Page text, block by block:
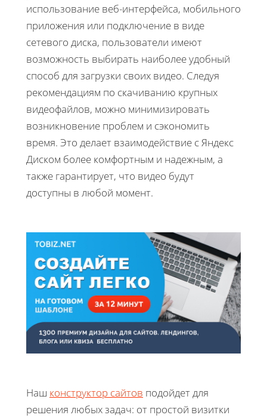
использование веб-интерфейса, мобильного
приложения или подключение в виде
сетевого диска, пользователи имеют
возможность выбирать наиболее удобный
способ для загрузки своих видео. Следуя
рекомендациям по скачиванию крупных
видеофайлов, можно минимизировать
возникновение проблем и сэкономить
время. Это делает взаимодействие с Яндекс
Диском более комфортным и надежным, а
также гарантирует, что видео будут
доступны в любой момент.
Наш конструктор сайтов подойдет для
решения любых задач: от простой визитки